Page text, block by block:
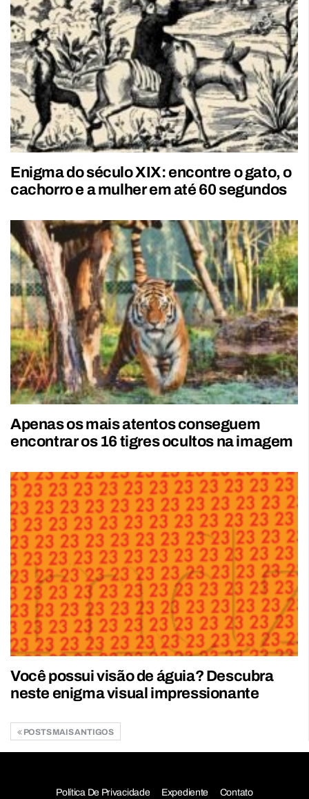
Enigma do século XIX: encontre o gato, o
cachorro e a mulher em até 60 segundos
Apenas os mais atentos conseguem
encontrar os 16 tigres ocultos na imagem
Você possui visão de águia? Descubra
neste enigma visual impressionante
POSTS MAIS ANTIGOS
Política De Privacidade Expediente Contato